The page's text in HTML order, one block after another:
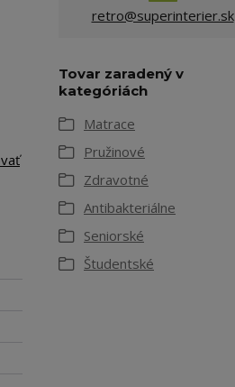
retro@superinterier.sk
Tovar zaradený v
kategóriách
Matrace
Pružinové
Zdravotné
Antibakteriálne
Seniorské
Študentské